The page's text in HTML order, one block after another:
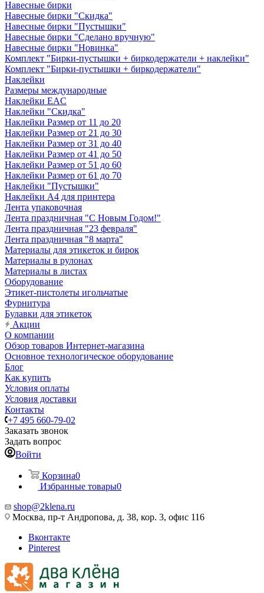
Навесные бирки
Навесные бирки "Скидка"
Навесные бирки "Пустышки"
Навесные бирки "Сделано вручную"
Навесные бирки "Новинка"
Комплект "Бирки-пустышки + биркодержатели + наклейки"
Комплект "Бирки-пустышки + биркодержатели"
Наклейки
Размеры международные
Наклейки EAC
Наклейки "Скидка"
Наклейки Размер от 11 до 20
Наклейки Размер от 21 до 30
Наклейки Размер от 31 до 40
Наклейки Размер от 41 до 50
Наклейки Размер от 51 до 60
Наклейки Размер от 61 до 70
Наклейки "Пустышки"
Наклейки А4 для принтера
Лента упаковочная
Лента праздничная "С Новым Годом!"
Лента праздничная "23 февраля"
Лента праздничная "8 марта"
Материалы для этикеток и бирок
Материалы в рулонах
Материалы в листах
Оборудование
Этикет-пистолеты игольчатые
Фурнитура
Булавки для этикеток
Акции
О компании
Обзор товаров Интернет-магазина
Основное технологическое оборудование
Блог
Как купить
Условия оплаты
Условия доставки
Контакты
+7 495 660-79-02
Заказать звонок
Задать вопрос
Войти
Корзина0
Избранные товары0
shop@2klena.ru
Москва, пр-т Андропова, д. 38, кор. 3, офис 116
Вконтакте
Pinterest